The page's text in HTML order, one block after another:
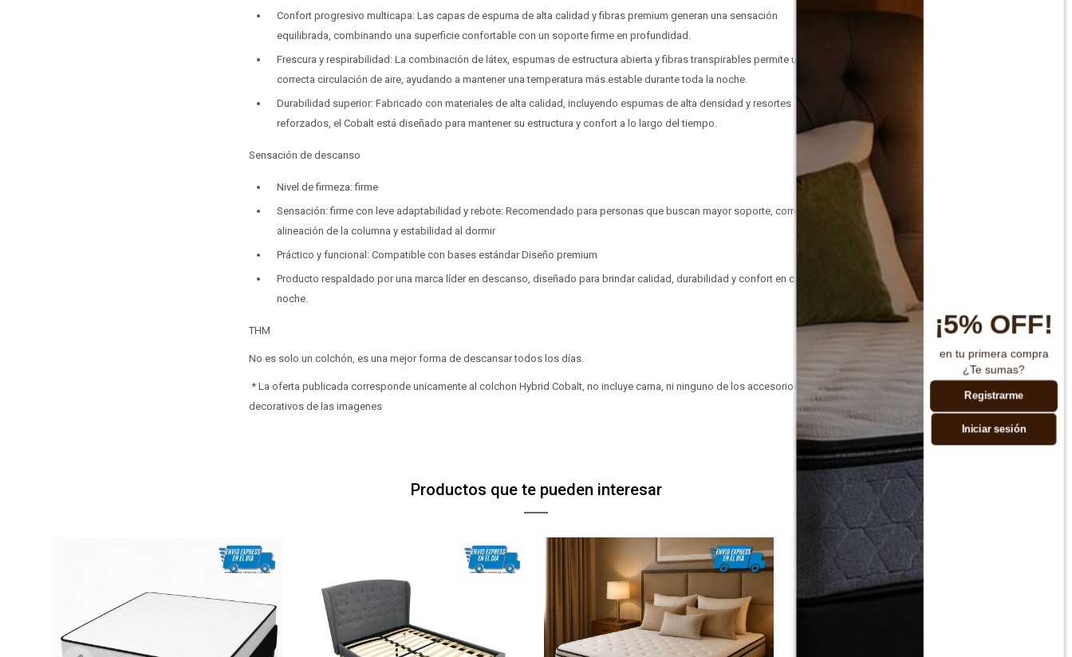
Confort progresivo multicapa: Las capas de espuma de alta calidad y fibras premium generan una sensación
equilibrada, combinando una superficie confortable con un soporte firme en profundidad.
Frescura y respirabilidad: La combinación de látex, espumas de estructura abierta y fibras transpirables permite una
correcta circulación de aire, ayudando a mantener una temperatura más estable durante toda la noche.
Durabilidad superior: Fabricado con materiales de alta calidad, incluyendo espumas de alta densidad y resortes
reforzados, el Cobalt está diseñado para mantener su estructura y confort a lo largo del tiempo.
Sensación de descanso
Nivel de firmeza: firme
Sensación: firme con leve adaptabilidad y rebote: Recomendado para personas que buscan mayor soporte, correcta
alineación de la columna y estabilidad al dormir
Práctico y funcional: Compatible con bases estándar Diseño premium
Producto respaldado por una marca líder en descanso, diseñado para brindar calidad, durabilidad y confort en cada
noche.
THM
No es solo un colchón, es una mejor forma de descansar todos los días.
* La oferta publicada corresponde unicamente al colchon Hybrid Cobalt, no incluye cama, ni ninguno de los accesorios
decorativos de las imagenes
Productos que te pueden interesar
Comprá ahora y Pagá
Después, hasta en 12
cuotas y sin tocar tu
tarjeta de crédito
Después:
Cédula de identidad
Celular
Fecha de nacimiento
Después.
¡Tenés hasta
para comprar en las cuotas que
Elegí tus productos preferidos
Elegí Pago Después como metodo de pago
Parece que no tenes oferta, lamentamos el
inconveniente, por cualquier duda contactanos
enpreguntas@pagodespues.com.uy
¡Algo salió mal!
Por favor intenta nuevamente mas tarde.
Comprá ahora y Pagá
Después, hasta en 12
cuotas y sin tocar tu
tarjeta de crédito
Después:
Cédula de identidad
Celular
Fecha de nacimiento
Después.
¡Tenés hasta
para comprar en las cuotas que
Elegí tus productos preferidos
Elegí Pago Después como metodo de pago
Parece que no tenes oferta, lamentamos el
inconveniente, por cualquier duda contactanos
enpreguntas@pagodespues.com.uy
¡Algo salió mal!
Por favor intenta nuevamente mas tarde.
¡5% OFF!
en tu primera compra
¿Te sumas?
Registrarme
Iniciar sesión